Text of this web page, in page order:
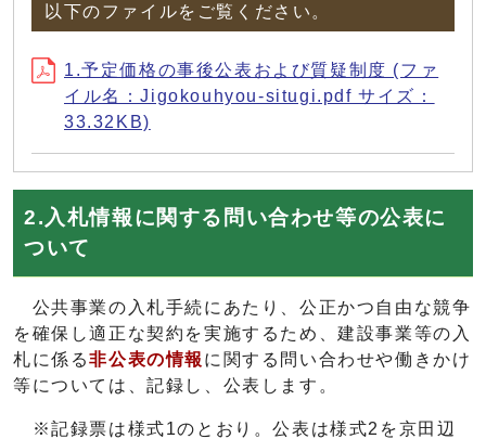
以下のファイルをご覧ください。
1.予定価格の事後公表および質疑制度 (ファ
イル名：Jigokouhyou-situgi.pdf サイズ：
33.32KB)
2.入札情報に関する問い合わせ等の公表に
ついて
公共事業の入札手続にあたり、公正かつ自由な競争
を確保し適正な契約を実施するため、建設事業等の入
札に係る非公表の情報 に関する問い合わせや働きかけ
等については、記録し、公表します。
※記録票は様式1のとおり。公表は様式2を京田辺